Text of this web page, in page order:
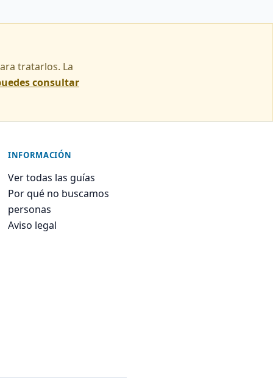
tratarlos. La
consultar
INFORMACIÓN
Ver todas las guías
Por qué no buscamos
personas
Aviso legal